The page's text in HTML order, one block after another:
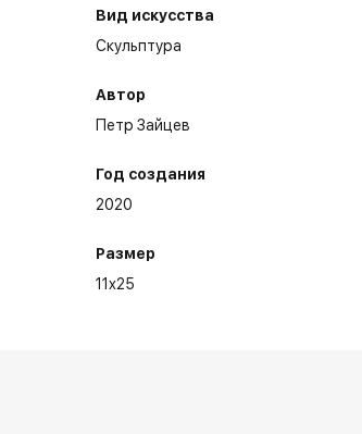
Вид искусства
Скульптура
Автор
Петр Зайцев
Год создания
2020
Размер
11x25